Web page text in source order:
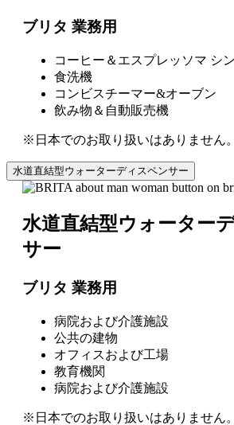
ブリタ 業務用
コーヒー＆エスプレッソマ シン
食洗機
コンビスチーマー&オーブン
飲み物＆自動販売機
※日本でのお取り扱いはありません
水道直結型ウォーターディスペンサー
水道直結型ウォーター
サー
ブリタ 業務用
病院および介護施設
公共の建物
オフィスおよび工場
教育機関
病院および介護施設
※日本でのお取り扱いはありません